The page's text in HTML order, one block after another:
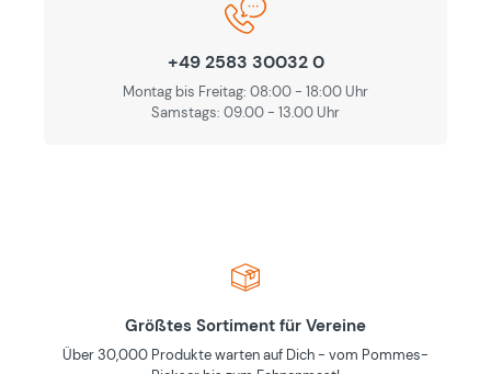
+49 2583 30032 0
Montag bis Freitag: 08:00 - 18:00 Uhr
Samstags: 09.00 - 13.00 Uhr
Größtes Sortiment für Vereine
Über 30,000 Produkte warten auf Dich - vom Pommes-